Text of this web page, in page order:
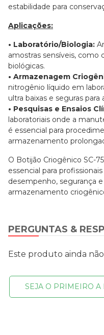
estabilidade para
Aplicações:
• Laboratório/Biologia:
amostras sensíveis, como
biológicas.
• Armazenagem
nitrogênio líquido em
ultra baixas e seguras para
• Pesquisas e Ensaios
laboratoriais onde a
é essencial para
armazenamento
O Botijão Criogênico SC-
essencial para
desempenho, segurança
armazenamento
PERGUNTAS &
Este produto ainda
SEJA O PRIMEIRO A